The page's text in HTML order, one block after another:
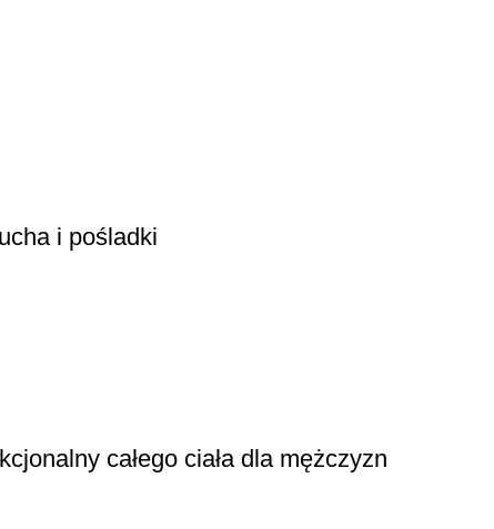
i pośladki
całego ciała dla mężczyzn